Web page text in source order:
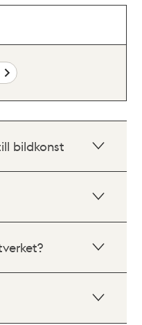
bildkonst